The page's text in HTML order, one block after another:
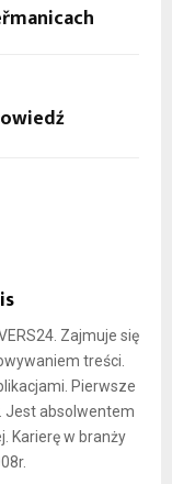
Zajmuje się
treści.
Pierwsze
Jest absolwentem
Karierę w branży